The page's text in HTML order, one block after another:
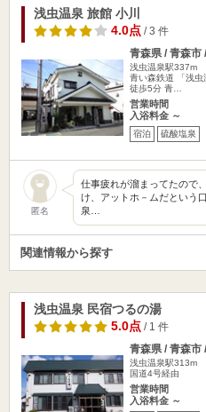
浅虫温泉 旅館 小川
4.0点/ 3 件
青森県 / 青森市
浅虫温泉駅337m
青い森鉄道 「浅虫
徒歩5分 青…
営業時間
入浴料金 ～
宿泊 硫酸塩泉
匿名
仕事疲れが溜まってたので
け、アットホ－ムだという
泉…
関連情報から探す
浅虫温泉 民宿つるの湯
5.0点/ 1 件
青森県 / 青森市
浅虫温泉駅313m
国道4号経由
営業時間
入浴料金 ～